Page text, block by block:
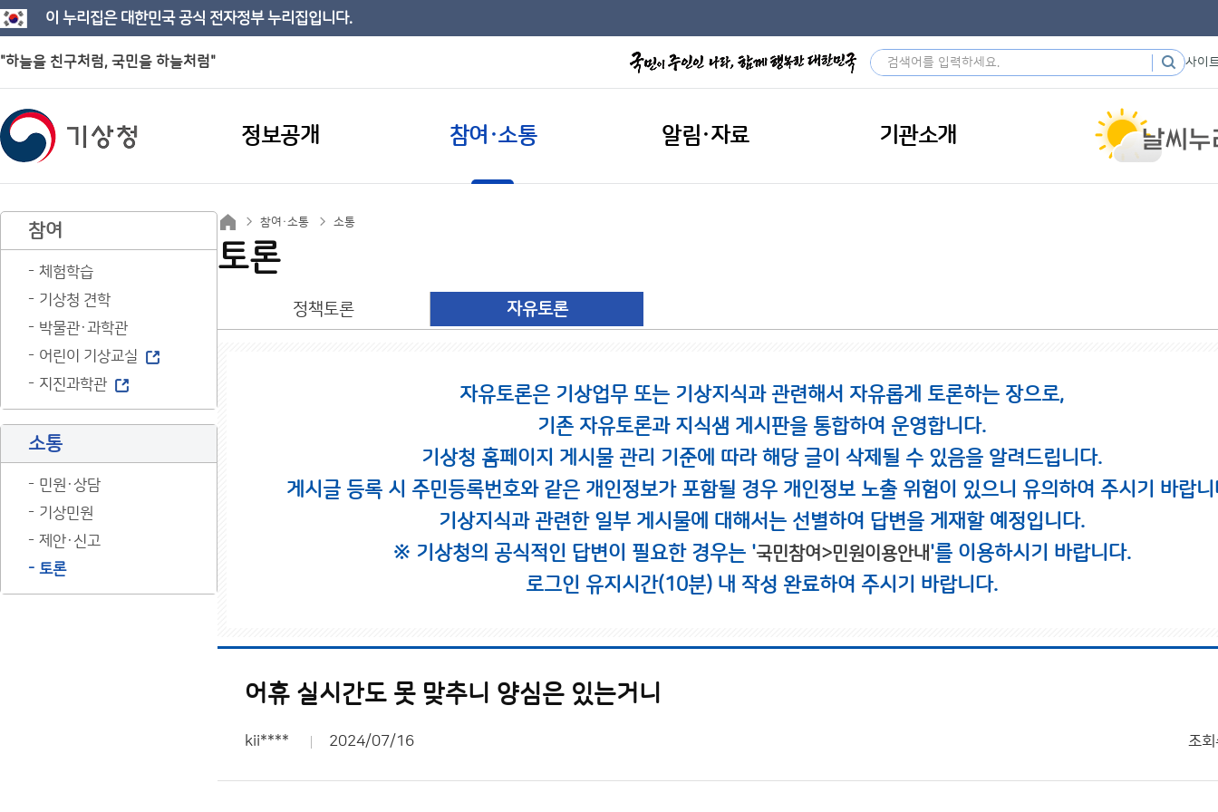
이 누리집은 대한민국 공식 전자정부 누리집입니다.
"하늘을 친구처럼, 국민을 하늘처럼" 사이
정보공개 참여·소통 알림·자료 기관소개
참여
체험학습
기상청 견학
박물관·과학관
어린이 기상교실
지진과학관
소통
민원·상담
기상민원
제안·신고
토론
참여·소통 소통
토론
정책토론 자유토론
자유토론은 기상업무 또는 기상지식과 관련해서 자유롭게 토론하는 장으로,
기존 자유토론과 지식샘 게시판을 통합하여 운영합니다.
기상청 홈페이지 게시물 관리 기준에 따라 해당 글이 삭제될 수 있음을 알려드립니다.
게시글 등록 시 주민등록번호와 같은 개인정보가 포함될 경우 개인정보 노출 위험이 있으니 유의하여 주시기 바랍니
기상지식과 관련한 일부 게시물에 대해서는 선별하여 답변을 게재할 예정입니다.
※ 기상청의 공식적인 답변이 필요한 경우는 '국민참여>민원이용안내'를 이용하시기 바랍니다.
로그인 유지시간(10분) 내 작성 완료하여 주시기 바랍니다.
어휴 실시간도 못 맞추니 양심은 있는거니
kii**** 2024/07/16 조회